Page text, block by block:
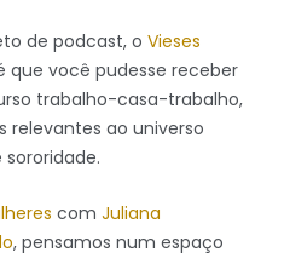
de podcast, o Vieses
que você pudesse receber
trabalho-casa-trabalho,
relevantes ao universo
com Juliana
, pensamos num espaço